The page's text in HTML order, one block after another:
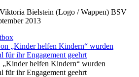
BSV
2013
helfen Kindern“ wurden
für ihr Engagement geehrt